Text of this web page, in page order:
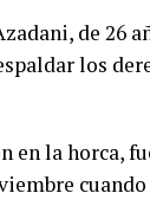
de 26
los
en la horca,